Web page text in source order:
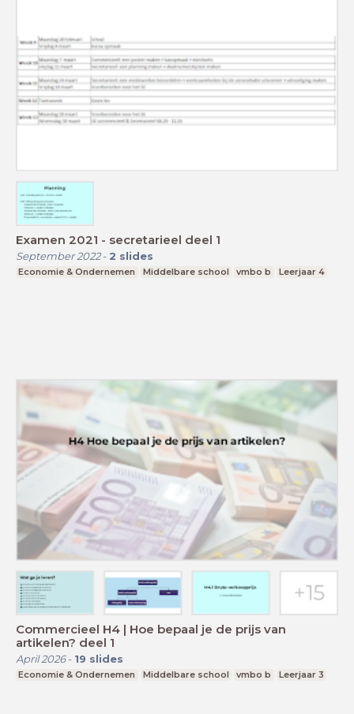
Examen 2021 - secretarieel deel 1
September 2022- 2 slides
Economie & Ondernemen Middelbare school vmbo b Leerjaar 4
Commercieel H4 | Hoe bepaal je de prijs van
artikelen? deel 1
April 2026- 19 slides
Economie & Ondernemen Middelbare school vmbo b Leerjaar 3